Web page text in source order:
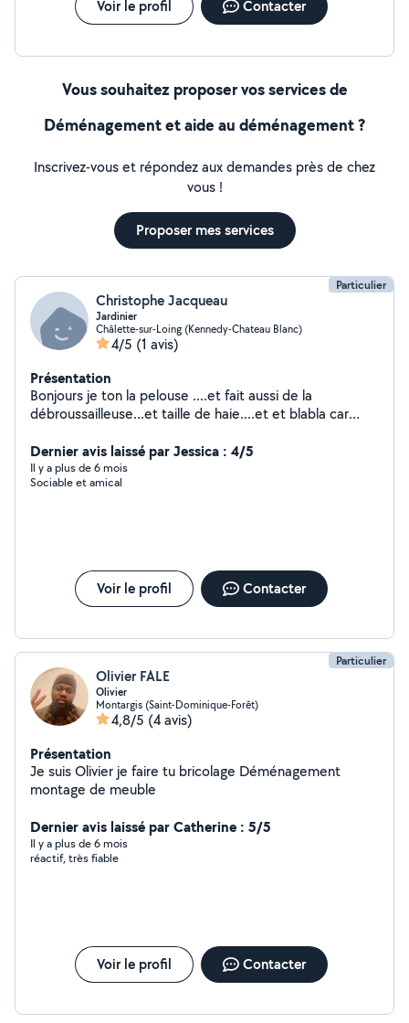
Voir le profil Contacter
Vous souhaitez proposer vos services de
Déménagement et aide au déménagement ?
Inscrivez-vous et répondez aux demandes près de chez
vous !
Proposer mes services
Particulier
Christophe Jacqueau
Jardinier
Châlette-sur-Loing (Kennedy-Chateau Blanc)
4/5 (1 avis)
Présentation
Bonjours je ton la pelouse ....et fait aussi de la
débroussailleuse...et taille de haie....et et blabla car
extérieur j'ai le permis je me déplace
Dernier avis laissé par Jessica : 4/5
Il y a plus de 6 mois
Sociable et amical
Voir le profil Contacter
Particulier
Olivier FALE
Olivier
Montargis (Saint-Dominique-Forêt)
4,8/5 (4 avis)
Présentation
Je suis Olivier je faire tu bricolage Déménagement
montage de meuble
Dernier avis laissé par Catherine : 5/5
Il y a plus de 6 mois
réactif, très fiable
Voir le profil Contacter